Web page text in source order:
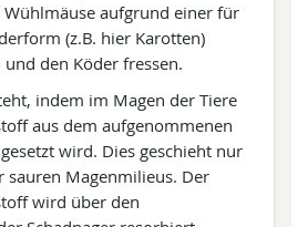
Wühlmäuse aufgrund einer für
(z.B. hier Karotten)
den Köder fressen.
indem im Magen der Tiere
aus dem aufgenommenen
wird. Dies geschieht nur
sauren Magenmilieus. Der
wird über den